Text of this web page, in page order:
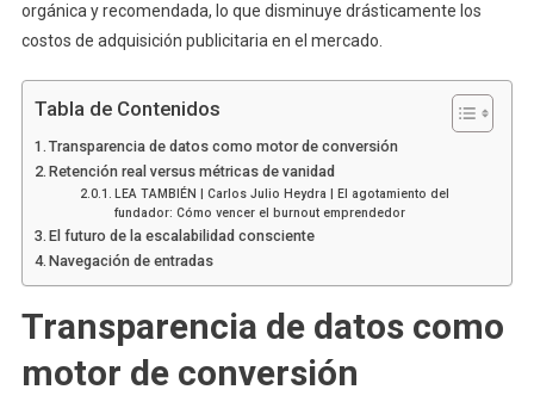
orgánica y recomendada, lo que disminuye drásticamente los
costos de adquisición publicitaria en el mercado.
Tabla de Contenidos
Transparencia de datos como motor de conversión
Retención real versus métricas de vanidad
LEA TAMBIÉN | Carlos Julio Heydra | El agotamiento del
fundador: Cómo vencer el burnout emprendedor
El futuro de la escalabilidad consciente
Navegación de entradas
Transparencia de datos como
motor de conversión